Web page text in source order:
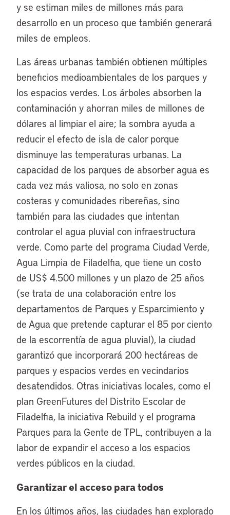
y se estiman miles de millones más para
desarrollo en un proceso que también generará
miles de empleos.
Las áreas urbanas también obtienen múltiples
beneficios medioambientales de los parques y
los espacios verdes. Los árboles absorben la
contaminación y ahorran miles de millones de
dólares al limpiar el aire; la sombra ayuda a
reducir el efecto de isla de calor porque
disminuye las temperaturas urbanas. La
capacidad de los parques de absorber agua es
cada vez más valiosa, no solo en zonas
costeras y comunidades ribereñas, sino
también para las ciudades que intentan
controlar el agua pluvial con infraestructura
verde. Como parte del programa Ciudad Verde,
Agua Limpia de Filadelfia, que tiene un costo
de US$ 4.500 millones y un plazo de 25 años
(se trata de una colaboración entre los
departamentos de Parques y Esparcimiento y
de Agua que pretende capturar el 85 por ciento
de la escorrentía de agua pluvial), la ciudad
garantizó que incorporará 200 hectáreas de
parques y espacios verdes en vecindarios
desatendidos. Otras iniciativas locales, como el
plan GreenFutures del Distrito Escolar de
Filadelfia, la iniciativa Rebuild y el programa
Parques para la Gente de TPL, contribuyen a la
labor de expandir el acceso a los espacios
verdes públicos en la ciudad.
Garantizar el acceso para todos
En los últimos años, las ciudades han explorado